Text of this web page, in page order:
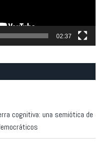
02:37
cognitiva: una semiótica de